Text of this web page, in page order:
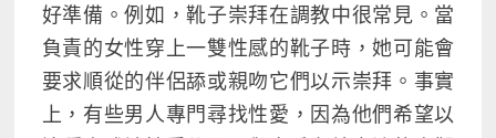
好準備。例如，靴子崇拜在調教中很常見 。當
負責的女性穿上一雙性感的靴子時，她可能會
要求順從的伴侶舔或親吻它們以示崇拜。事實
上，有些男人專門尋找性愛，因為他們希望以